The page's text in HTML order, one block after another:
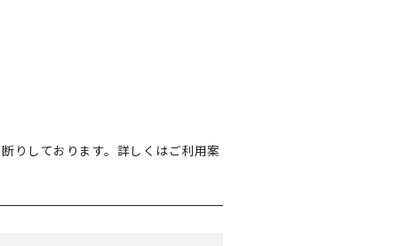
りしております。詳しくはご利用案